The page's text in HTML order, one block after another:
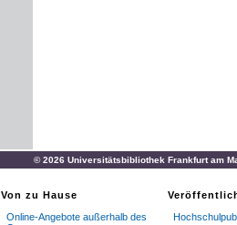
© 2026 Universitätsbibliothek Frankfurt am
Von zu Hause
Online-Angebote außerhalb des